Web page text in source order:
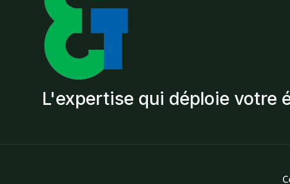
L'expertise qui déploie votre